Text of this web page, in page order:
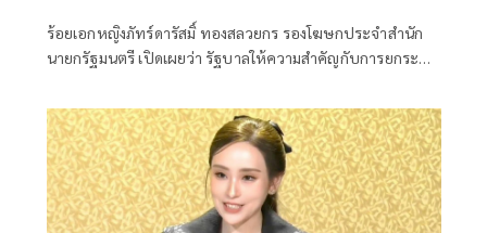
ร้อยเอกหญิงภัทร์ดารัสมิ์ ทองสลวยกร รองโฆษกประจำสำนัก
นายกรัฐมนตรี เปิดเผยว่า รัฐบาลให้ความสำคัญกับการยกระดับ